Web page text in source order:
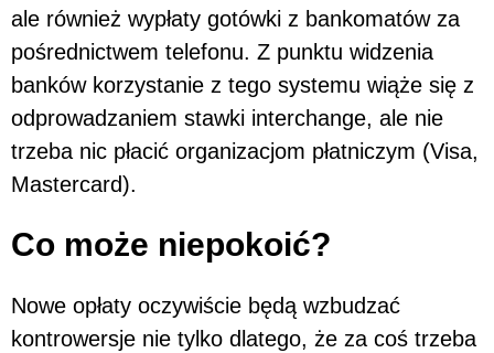
ale również wypłaty gotówki z bankomatów za
pośrednictwem telefonu. Z punktu widzenia
banków korzystanie z tego systemu wiąże się z
odprowadzaniem stawki interchange, ale nie
trzeba nic płacić organizacjom płatniczym (Visa,
Mastercard).
Co może niepokoić?
Nowe opłaty oczywiście będą wzbudzać
kontrowersje nie tylko dlatego, że za coś trzeba